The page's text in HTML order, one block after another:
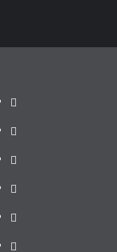
Prima
pagină
Știri
de
ultima
Administrație
locală
Actualitate
Justiție
Cultura